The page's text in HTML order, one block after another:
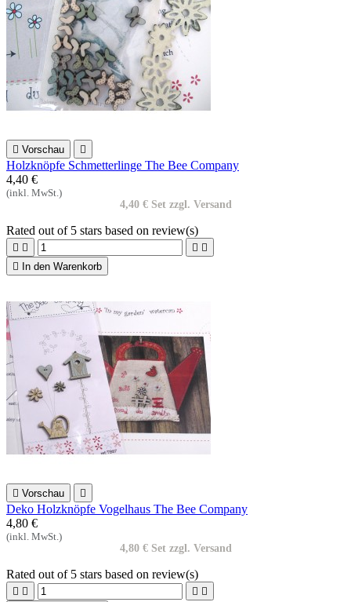
 Vorschau 
Holzknöpfe Schmetterlinge The Bee Company
4,40 €
(inkl. MwSt.)
4,40 € Set zzgl. Versand
Rated out of 5 stars based on review(s)
   

In den Warenkorb
 Vorschau 
Deko Holzknöpfe Vogelhaus The Bee Company
4,80 €
(inkl. MwSt.)
4,80 € Set zzgl. Versand
Rated out of 5 stars based on review(s)
   